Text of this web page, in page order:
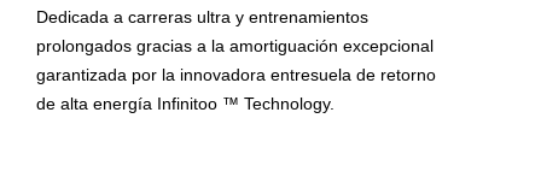
Dedicada a carreras ultra y entrenamientos
prolongados gracias a la amortiguación excepcional
garantizada por la innovadora entresuela de retorno
de alta energía Infinitoo ™ Technology.